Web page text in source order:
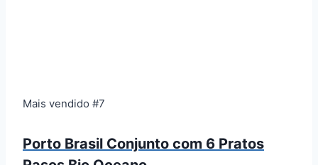
Mais vendido #7
Porto Brasil Conjunto com 6 Pratos